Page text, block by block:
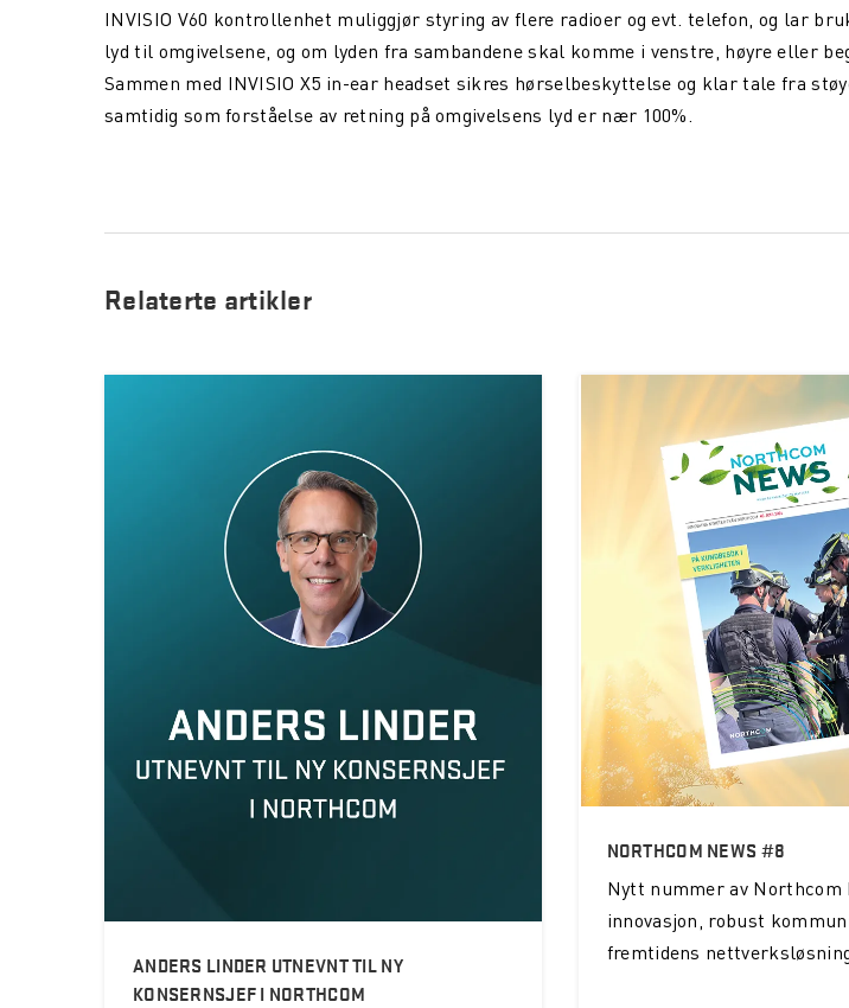
INVISIO V60 kontrollenhet muliggjør styring av flere radioer og evt. telefon, og lar
lyd til omgivelsene, og om lyden fra sambandene skal komme i venstre, høyre eller
Sammen med INVISIO X5 in-ear headset sikres hørselbeskyttelse og klar tale fra
samtidig som forståelse av retning på omgivelsens lyd er nær 100%.
Relaterte artikler
ANDERS LINDER UTNEVNT TIL NY
KONSERNSJEF I NORTHCOM
NORTHCOM NEWS #8
Nytt nummer av Northcom
innovasjon, robust
fremtidens